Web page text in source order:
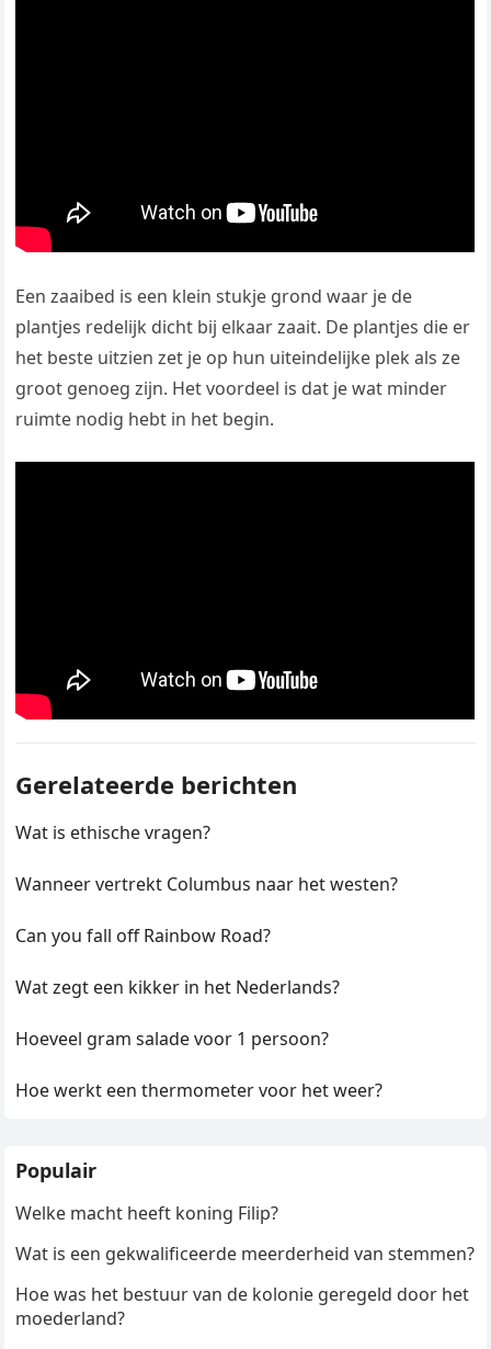
Een zaaibed is een klein stukje grond waar je de
plantjes redelijk dicht bij elkaar zaait. De plantjes die er
het beste uitzien zet je op hun uiteindelijke plek als ze
groot genoeg zijn. Het voordeel is dat je wat minder
ruimte nodig hebt in het begin.
Gerelateerde berichten
Wat is ethische vragen?
Wanneer vertrekt Columbus naar het westen?
Can you fall off Rainbow Road?
Wat zegt een kikker in het Nederlands?
Hoeveel gram salade voor 1 persoon?
Hoe werkt een thermometer voor het weer?
Populair
Welke macht heeft koning Filip?
Wat is een gekwalificeerde meerderheid van stemmen?
Hoe was het bestuur van de kolonie geregeld door het
moederland?